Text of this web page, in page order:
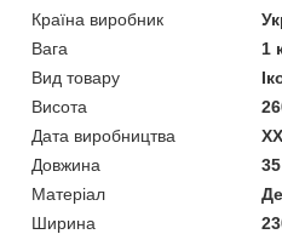
Країна виробник
Вага
1
Вид товару
Висота
Дата виробництва
Довжина
Матеріал
Ширина